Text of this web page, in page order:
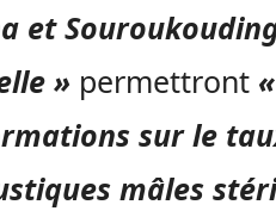
et
» permettront
sur le
mâles